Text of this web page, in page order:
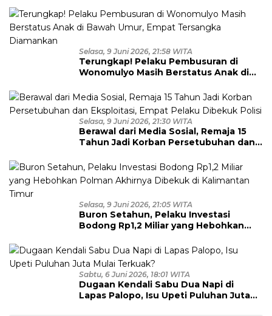
Selasa, 9 Juni 2026, 21:58 WITA
Terungkap! Pelaku Pembusuran di
Wonomulyo Masih Berstatus Anak di
Diamankan
Selasa, 9 Juni 2026, 21:30 WITA
Berawal dari Media Sosial, Remaja 15
Tahun Jadi Korban Persetubuhan dan
Polisi
Selasa, 9 Juni 2026, 21:05 WITA
Buron Setahun, Pelaku Investasi
Bodong Rp1,2 Miliar yang Hebohkan
Kalimantan Timur
Sabtu, 6 Juni 2026, 18:01 WITA
Dugaan Kendali Sabu Dua Napi di
Lapas Palopo, Isu Upeti Puluhan Juta